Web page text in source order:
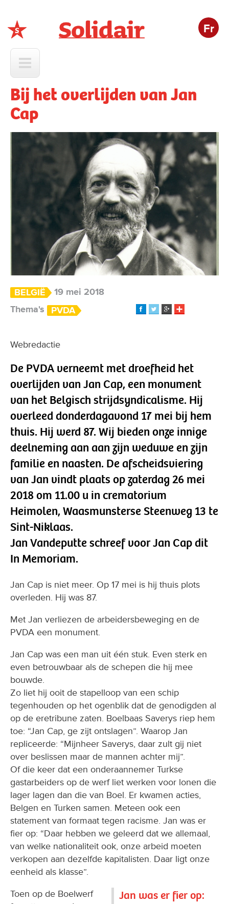
Fr
Bij het overlijden van Jan
Cap
BELGIË
19 mei 2018
Thema's
PVDA
Webredactie
De PVDA verneemt met droefheid het
overlijden van Jan Cap, een monument
van het Belgisch strijdsyndicalisme. Hij
overleed donderdagavond 17 mei bij hem
thuis. Hij werd 87. Wij bieden onze innige
deelneming aan aan zijn weduwe en zijn
familie en naasten. De afscheidsviering
van Jan vindt plaats op zaterdag 26 mei
2018 om 11.00 u in crematorium
Heimolen, Waasmunsterse Steenweg 13 te
Sint-Niklaas.
Jan Vandeputte schreef voor Jan Cap dit
In Memoriam.
Jan Cap is niet meer. Op 17 mei is hij thuis plots
overleden. Hij was 87.
Met Jan verliezen de arbeidersbeweging en de
PVDA een monument.
Jan Cap was een man uit één stuk. Even sterk en
even betrouwbaar als de schepen die hij mee
bouwde.
Zo liet hij ooit de stapelloop van een schip
tegenhouden op het ogenblik dat de genodigden al
op de eretribune zaten. Boelbaas Saverys riep hem
toe: “Jan Cap, ge zijt ontslagen”. Waarop Jan
repliceerde: “Mijnheer Saverys, daar zult gij niet
over beslissen maar de mannen achter mij”.
Of die keer dat een onderaannemer Turkse
gastarbeiders op de werf liet werken voor lonen die
lager lagen dan die van Boel. Er kwamen acties,
Belgen en Turken samen. Meteen ook een
statement van formaat tegen racisme. Jan was er
fier op: “Daar hebben we geleerd dat we allemaal,
van welke nationaliteit ook, onze arbeid moeten
verkopen aan dezelfde kapitalisten. Daar ligt onze
eenheid als klasse”.
Jan was er fier op:
Toen op de Boelwerf